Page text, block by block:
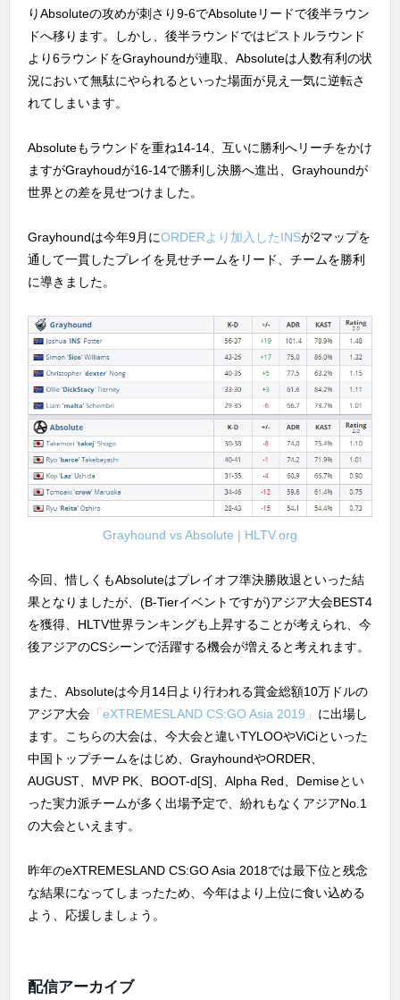
りAbsoluteの攻めが刺さり9-6でAbsoluteリードで後半ラウン
ドへ移ります。しかし、後半ラウンドではピストルラウンド
より6ラウンドをGrayhoundが連取、Absoluteは人数有利の状
況において無駄にやられるといった場面が見え一気に逆転さ
れてしまいます。
Absoluteもラウンドを重ね14-14、互いに勝利へリーチをかけ
ますがGrayhoudが16-14で勝利し決勝へ進出、Grayhoundが
世界との差を見せつけました。
Grayhoundは今年9月にORDERより加入したINSが2マップを
通して一貫したプレイを見せチームをリード、チームを勝利
に導きました。
Grayhound vs Absolute | HLTV.org
今回、惜しくもAbsoluteはプレイオフ準決勝敗退といった結
果となりましたが、(B-Tierイベントですが)アジア大会BEST4
を獲得、HLTV世界ランキングも上昇することが考えられ、今
後アジアのCSシーンで活躍する機会が増えると考えれます。
また、Absoluteは今月14日より行われる賞金総額10万ドルの
アジア大会 「eXTREMESLAND CS:GO Asia 2019」 に出場し
ます。こちらの大会は、今大会と違いTYLOOやViCiといった
中国トップチームをはじめ、GrayhoundやORDER、
AUGUST、MVP PK、BOOT-d[S]、Alpha Red、Demiseとい
った実力派チームが多く出場予定で、紛れもなくアジアNo.1
の大会といえます。
昨年のeXTREMESLAND CS:GO Asia 2018では最下位と残念
な結果になってしまったため、今年はより上位に食い込める
よう、応援しましょう。
配信アーカイブ